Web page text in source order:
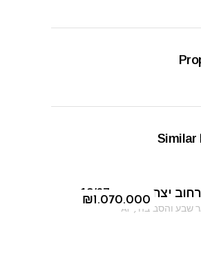
Similar
₪1.070.000
יצחק אבינו 13/67
שבע והסביבה ,
AF